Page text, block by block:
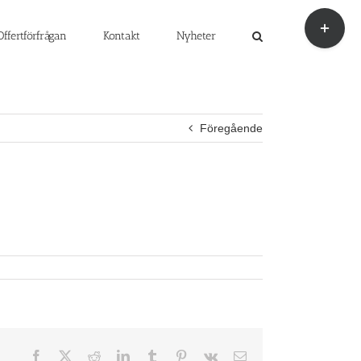
Kontakt Nyheter
Föregående
Facebook RedditLinkedInTumblr Pinterest
Vk E-
Byt
glidfält